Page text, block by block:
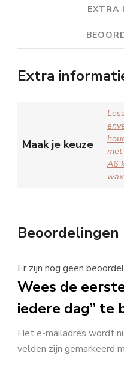
EXTRA
Extra
Maak je keuze
A6
Beoordelingen
Er zijn nog geen
Wees de
iedere dag” te
Het e-mailadres wordt
velden zijn gemarkeerd